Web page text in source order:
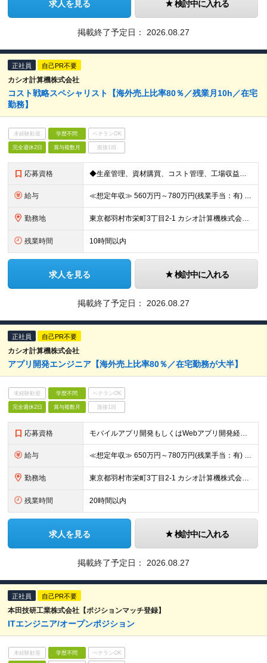
求人を見る 検討中に入れる
掲載終了予定日： 2026.08.27
正社員 自己PR不要
カシオ計算機株式会社
コスト戦略スペシャリスト【海外売上比率80％／残業月10h／在宅
勤務】
未経験歓迎 学歴不問 ベテランOK
完全週休2日 賞与複数月 面接1回
応募資格 ◆生産管理、資材購買、コスト管理、工場収益管理など、いずれかの生産活動業務に従事した経験がある方 ◆コスト削減施策の企画・推進を主導した実績がある方
給与 ≪想定年収≫ 560万円～780万円(残業手当：有) ※待遇はスキル、経験に応じて個別に決定致します。 ※基本給＋賞与（年2回）、別途残業代、諸手当を支給（残業代は1分単位で支給いたします） ※試用期
勤務地 東京都羽村市栄町3丁目2-1 カシオ計算機株式会社 羽村技術センター ※転勤は当面ありません。 ※在宅勤務あり ※(変更の範囲)会社の定める勤務地
残業時間 10時間以内
求人を見る 検討中に入れる
掲載終了予定日： 2026.08.27
正社員 自己PR不要
カシオ計算機株式会社
アプリ開発エンジニア【海外売上比率80％／在宅勤務が大半】
未経験歓迎 学歴不問 ベテランOK
完全週休2日 賞与複数月 面接1回
応募資格 モバイルアプリ開発もしくはWebアプリ開発経験（バックエンド含む）をお持ちの方
給与 ≪想定年収≫ 650万円～780万円(残業手当：有) ※待遇はスキル、経験に応じて個別に決定致します。 ※基本給＋賞与（年2回）、別途残業代、諸手当を支給 ※試用期間3ヶ月あり（期間中の待遇に差異はあ
勤務地 東京都羽村市栄町3丁目2-1 カシオ計算機株式会社 羽村技術センター ※転勤は当面ありません。 ※在宅勤務が大半 ※(変更の範囲)会社の定める勤務地
残業時間 20時間以内
求人を見る 検討中に入れる
掲載終了予定日： 2026.08.27
正社員 自己PR不要
本田技研工業株式会社【ポジションマッチ登録】
ITエンジニア/オープンポジション
未経験歓迎 学歴不問 ベテランOK